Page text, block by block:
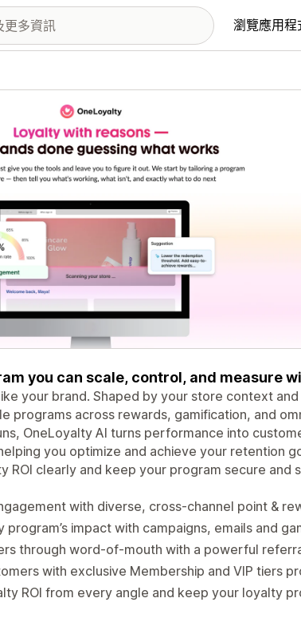
瀏覽應用程
you can scale, control, and measure
your brand. Shaped by your store context
programs across rewards, gamification, and
OneLoyalty AI turns performance into
you optimize and achieve your retention
ROI clearly and keep your program secure and
with diverse, cross-channel point &
impact with campaigns, emails and
through word-of-mouth with a powerful
with exclusive Membership and VIP tiers
ROI from every angle and keep your loyalty